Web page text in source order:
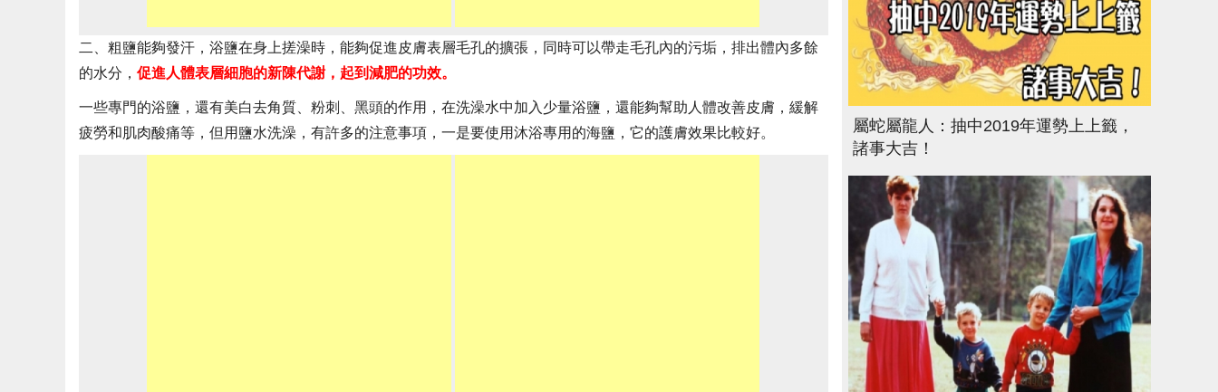
二、粗鹽能夠發汗，浴鹽在身上搓澡時，能夠促進皮膚表層毛孔的擴張，同時可以帶走毛孔內的污垢，排出體內多餘
的水分， 促進人體表層細胞的新陳代謝，起到減肥的功效。
一些專門的浴鹽，還有美白去角質、粉刺、黑頭的作用，在洗澡水中加入少量浴鹽，還能夠幫助人體改善皮膚，緩解
疲勞和肌肉酸痛等，但用鹽水洗澡，有許多的注意事項，一是要使用沐浴專用的海鹽，它的護膚效果比較好。
屬蛇屬龍人：抽中2019年運勢上上籤，
諸事大吉！